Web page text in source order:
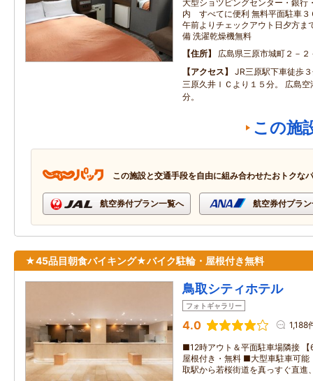
大型ショツピングセンター・銀
内 すべてに便利 無料平面駐車
午前よりチェックアウト日夕方ま
備 洗濯乾燥機無料
住所
広島県三原市城町２－２
アクセス
JR三原駅下車徒歩
三原久井ＩＣより１５分。 広島
分。
この施
この施設と交通手段を自由に組み合わせたおトクな
航空券付プラン一覧へ 航空券付プラ
★45品目朝食バイキング★バイク駐輪・屋根付き無料
鳥取シティホテル
フォトギャラリー
4.0 1,188
■12時アウト＆平面駐車場隣接
屋根付き・無料 ■大型車駐車可
取駅から若桜街道を真っすぐ直進